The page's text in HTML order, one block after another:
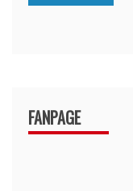
FANPAGE